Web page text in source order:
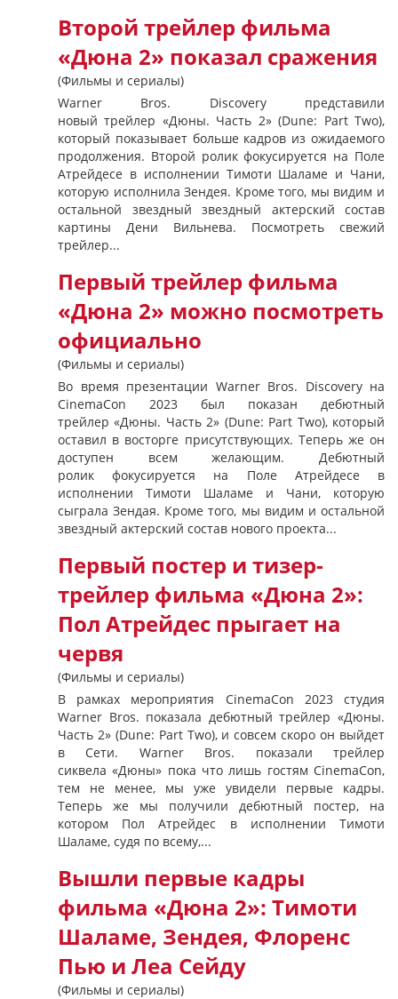
Второй трейлер фильма
«Дюна 2» показал сражения
(Фильмы и сериалы)
Warner Bros. Discovery представили
новый трейлер «Дюны. Часть 2» (Dune: Part Two),
который показывает больше кадров из ожидаемого
продолжения. Второй ролик фокусируется на Поле
Атрейдесе в исполнении Тимоти Шаламе и Чани,
которую исполнила Зендея. Кроме того, мы видим и
остальной звездный звездный актерский состав
картины Дени Вильнева. Посмотреть свежий
трейлер...
Первый трейлер фильма
«Дюна 2» можно посмотреть
официально
(Фильмы и сериалы)
Во время презентации Warner Bros. Discovery на
CinemaCon 2023 был показан дебютный
трейлер «Дюны. Часть 2» (Dune: Part Two), который
оставил в восторге присутствующих. Теперь же он
доступен всем желающим. Дебютный
ролик фокусируется на Поле Атрейдесе в
исполнении Тимоти Шаламе и Чани, которую
сыграла Зендая. Кроме того, мы видим и остальной
звездный актерский состав нового проекта...
Первый постер и тизер-
трейлер фильма «Дюна 2»:
Пол Атрейдес прыгает на
червя
(Фильмы и сериалы)
В рамках мероприятия CinemaCon 2023 студия
Warner Bros. показала дебютный трейлер «Дюны.
Часть 2» (Dune: Part Two), и совсем скоро он выйдет
в Сети. Warner Bros. показали трейлер
сиквела «Дюны» пока что лишь гостям CinemaCon,
тем не менее, мы уже увидели первые кадры.
Теперь же мы получили дебютный постер, на
котором Пол Атрейдес в исполнении Тимоти
Шаламе, судя по всему,...
Вышли первые кадры
фильма «Дюна 2»: Тимоти
Шаламе, Зендея, Флоренс
Пью и Леа Сейду
(Фильмы и сериалы)